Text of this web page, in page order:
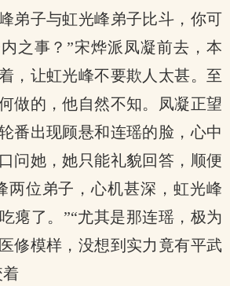
弟子与虹光峰弟子比斗，你可
之事？”宋烨派凤凝前去，本
，让虹光峰不要欺人太甚。至
做的，他自然不知。凤凝正望
番出现顾悬和连瑶的脸，心中
问她，她只能礼貌回答，顺便
两位弟子，心机甚深，虹光峰
瘪了。”“尤其是那连瑶，极为
修模样，没想到实力竟有平武
着